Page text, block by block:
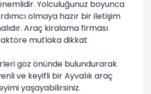
Yolculuğunuz boyunca
olmaya hazır bir iletişim
Araç kiralama firması
mutlaka dikkat
göz önünde bulundurarak
ve keyifli bir Ayvalık araç
yaşayabilirsiniz.